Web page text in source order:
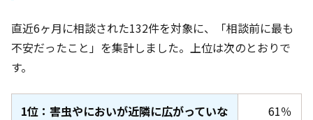
直近6ヶ月に相談された132件を対象に、「相談前に最も
不安だったこと」を集計しました。上位は次のとおりで
す。
1位：害虫やにおいが近隣に広がっていな
61％